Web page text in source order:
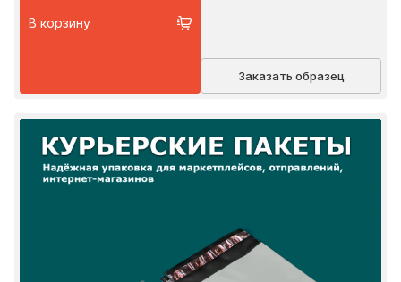
В корзину
Заказать образец